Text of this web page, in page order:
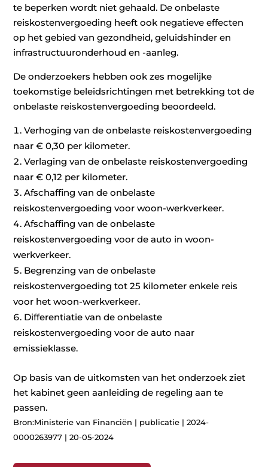
te beperken wordt niet gehaald. De onbelaste
reiskostenvergoeding heeft ook negatieve effecten
op het gebied van gezondheid, geluidshinder en
infrastructuuronderhoud en -aanleg.
De onderzoekers hebben ook zes mogelijke
toekomstige beleidsrichtingen met betrekking tot de
onbelaste reiskostenvergoeding beoordeeld.
Verhoging van de onbelaste reiskostenvergoeding
naar € 0,30 per kilometer.
Verlaging van de onbelaste reiskostenvergoeding
naar € 0,12 per kilometer.
Afschaffing van de onbelaste
reiskostenvergoeding voor woon-werkverkeer.
Afschaffing van de onbelaste
reiskostenvergoeding voor de auto in woon-
werkverkeer.
Begrenzing van de onbelaste
reiskostenvergoeding tot 25 kilometer enkele reis
voor het woon-werkverkeer.
Differentiatie van de onbelaste
reiskostenvergoeding voor de auto naar
emissieklasse.
Op basis van de uitkomsten van het onderzoek ziet
het kabinet geen aanleiding de regeling aan te
passen.
Bron:Ministerie van Financiën | publicatie | 2024-
0000263977 | 20-05-2024